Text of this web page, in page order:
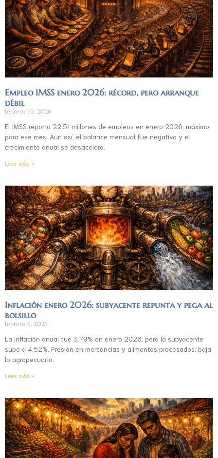
Empleo IMSS enero 2026: récord, pero arranque
débil
febrero 10, 2026
El IMSS reporta 22.51 millones de empleos en enero 2026, máximo
para ese mes. Aun así, el balance mensual fue negativo y el
crecimiento anual se desacelera.
Leer más »
Inflación enero 2026: subyacente repunta y pega al
bolsillo
febrero 9, 2026
La inflación anual fue 3.79% en enero 2026, pero la subyacente
sube a 4.52%. Presión en mercancías y alimentos procesados; baja
lo agropecuario.
Leer más »